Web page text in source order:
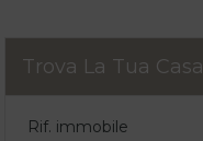
Trova La Tua Casa
Rif. immobile